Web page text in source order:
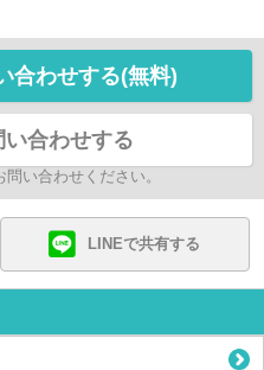
合わせする(無料)
い合わせする
い合わせください。
LINEで共有する